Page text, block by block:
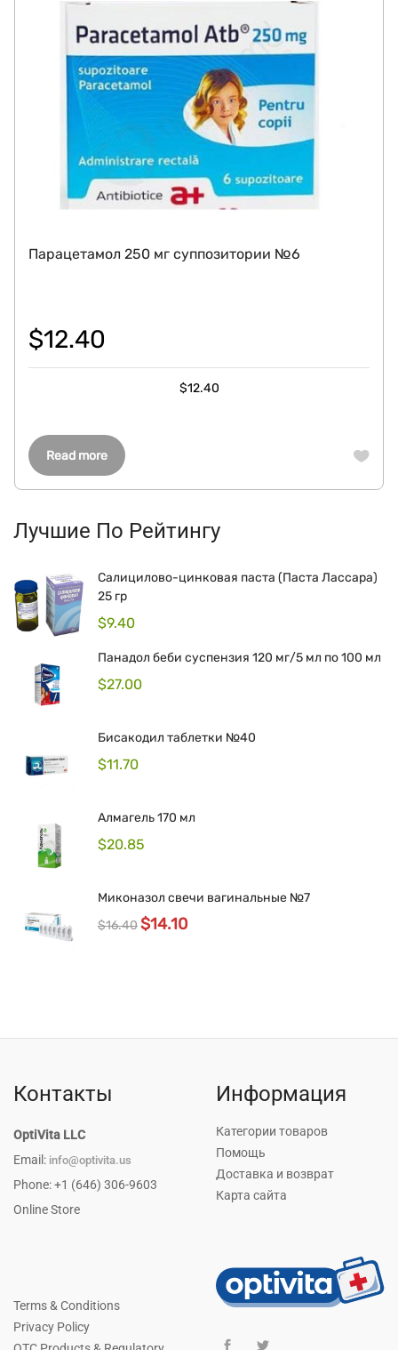
Read more
Парацетамол 250 мг суппозитории №6
$12.40
$12.40
Лучшие По Рейтингу
Салицилово-цинковая паста (Паста Лассара)
25 гр
$9.40
Панадол беби суспензия 120 мг/5 мл по 100 мл
$27.00
Бисакодил таблетки №40
$11.70
Алмагель 170 мл
$20.85
Миконазол свечи вагинальные №7
$16.40
price
$14.10
price
Контакты
OptiVita LLC
Email: info@optivita.us
Phone: +1 (646) 306-9603
Online Store
Информация
Категории товаров
Помощь
Доставка и возврат
Карта сайта
Terms & Conditions
Privacy Policy